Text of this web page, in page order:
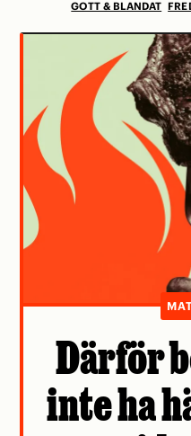
GOTT & BLANDAT
Därför
inte ha